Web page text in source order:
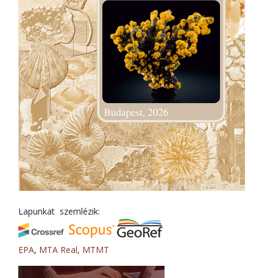
Lapunkat szemlézik:
EPA, MTA Real, MTMT